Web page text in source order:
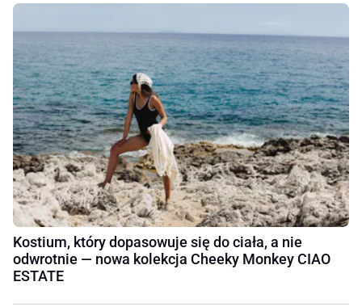
Kostium, który dopasowuje się do ciała, a nie
odwrotnie — nowa kolekcja Cheeky Monkey CIAO
ESTATE